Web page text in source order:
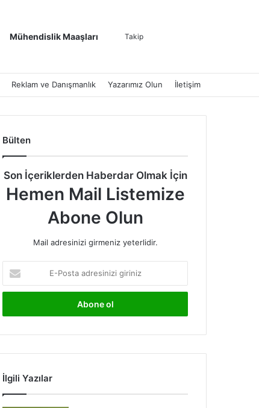
Mühendislik Maaşları Takip
Reklam ve Danışmanlık Yazarımız Olun İletişim
Bülten
Son İçeriklerden Haberdar Olmak İçin
Hemen Mail Listemize
Abone Olun
Mail adresinizi girmeniz yeterlidir.
Posta
adresinizi
İlgili Yazılar